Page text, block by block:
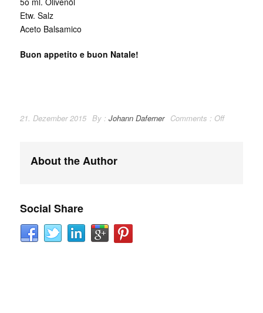
Etw. Salz
Aceto Balsamico
Buon appetito e buon Natale!
21. Dezember 2015 By : Johann Daferner Comments : Off
About the Author
Social Share